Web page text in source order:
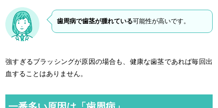
歯周病で歯茎が腫れている可能性が高いです。
強すぎるブラッシングが原因の場合も、健康な歯茎であれば毎回出
血することはありません。